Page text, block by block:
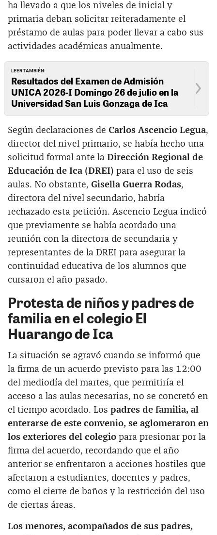
ha llevado a que los niveles de inicial y
primaria deban solicitar reiteradamente el
préstamo de aulas para poder llevar a cabo sus
actividades académicas anualmente.
LEER TAMBIÉN:
Resultados del Examen de Admisión
UNICA 2026-I Domingo 26 de julio en la
Universidad San Luis Gonzaga de Ica
Según declaraciones de Carlos Ascencio Legua,
director del nivel primario, se había hecho una
solicitud formal ante la Dirección Regional de
Educación de Ica (DREI) para el uso de seis
aulas. No obstante, Gisella Guerra Rodas,
directora del nivel secundario, habría
rechazado esta petición. Ascencio Legua indicó
que previamente se había acordado una
reunión con la directora de secundaria y
representantes de la DREI para asegurar la
continuidad educativa de los alumnos que
cursaron el año pasado.
Protesta de niños y padres de
familia en el colegio El
Huarango de Ica
La situación se agravó cuando se informó que
la firma de un acuerdo previsto para las 12:00
del mediodía del martes, que permitiría el
acceso a las aulas necesarias, no se concretó en
el tiempo acordado. Los padres de familia, al
enterarse de este convenio, se aglomeraron en
los exteriores del colegio para presionar por la
firma del acuerdo, recordando que el año
anterior se enfrentaron a acciones hostiles que
afectaron a estudiantes, docentes y padres,
como el cierre de baños y la restricción del uso
de ciertas áreas.
Los menores, acompañados de sus padres,